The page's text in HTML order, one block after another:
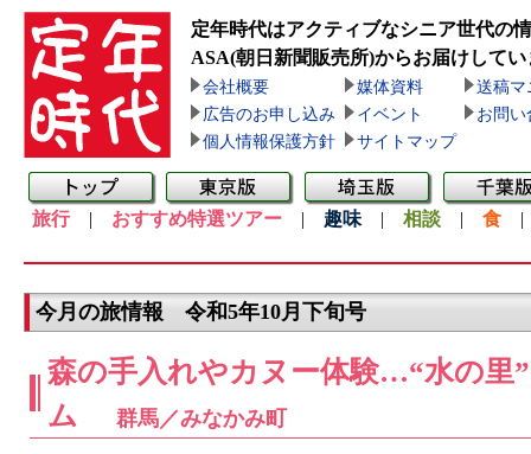
定年時代はアクティブなシニア世代の
ASA(朝日新聞販売所)からお届けしてい
会社概要 媒体資料
送稿マ
広告のお申し込み
イベント
お問い
個人情報保護方針
サイトマップ
旅行| おすすめ特選ツアー | 趣味 | 相談 | 食
今月の旅情報 令和5年10月下旬号
森の手入れやカヌー体験…“水の里
ム
群馬／みなかみ町